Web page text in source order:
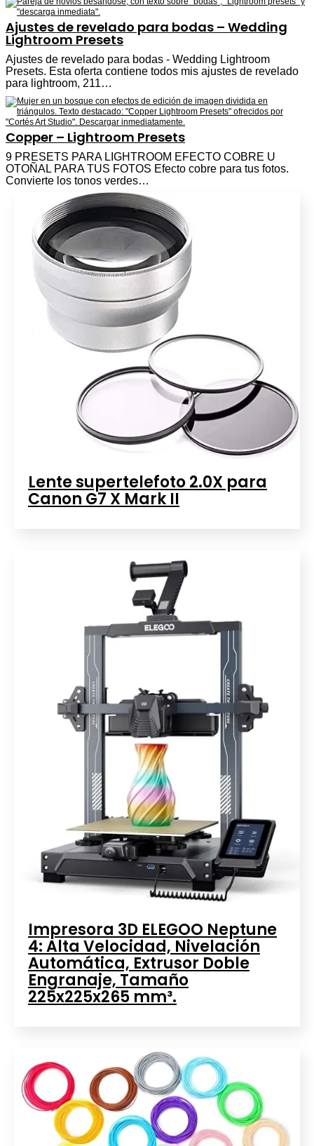
Ajustes de revelado para bodas – Wedding
Lightroom Presets
Ajustes de revelado para bodas - Wedding Lightroom
Presets. Esta oferta contiene todos mis ajustes de revelado
para lightroom, 211…
Copper – Lightroom Presets
9 PRESETS PARA LIGHTROOM EFECTO COBRE U
OTOÑAL PARA TUS FOTOS Efecto cobre para tus fotos.
Convierte los tonos verdes…
Lente supertelefoto 2.0X para
Canon G7 X Mark II
Impresora 3D ELEGOO Neptune
4: Alta Velocidad, Nivelación
Automática, Extrusor Doble
Engranaje, Tamaño
225x225x265 mm³.